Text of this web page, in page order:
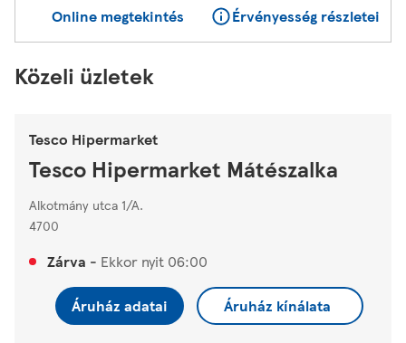
Online megtekintés Érvényesség részletei
Közeli üzletek
Tesco Hipermarket
Tesco Hipermarket Mátészalka
Alkotmány utca 1/A.
4700
Zárva - Ekkor nyit 06:00
Áruház adatai Áruház kínálata